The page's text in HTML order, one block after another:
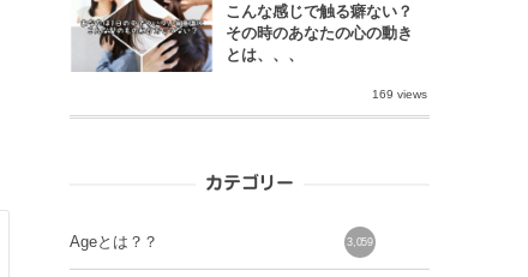
こんな感じで触る癖ない？
その時のあなたの心の動き
とは、、、
169 views
カテゴリー
Ageとは？？ 3,059